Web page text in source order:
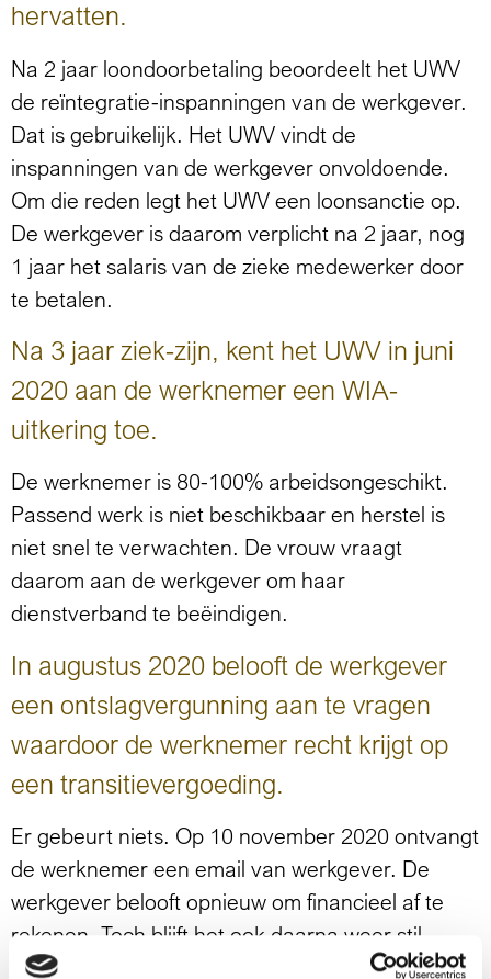
hervatten.
Na 2 jaar loondoorbetaling beoordeelt het UWV
de reïntegratie-inspanningen van de werkgever.
Dat is gebruikelijk. Het UWV vindt de
inspanningen van de werkgever onvoldoende.
Om die reden legt het UWV een loonsanctie op.
De werkgever is daarom verplicht na 2 jaar, nog
1 jaar het salaris van de zieke medewerker door
te betalen.
Na 3 jaar ziek-zijn, kent het UWV in juni
2020 aan de werknemer een WIA-
uitkering toe.
De werknemer is 80-100% arbeidsongeschikt.
Passend werk is niet beschikbaar en herstel is
niet snel te verwachten. De vrouw vraagt
daarom aan de werkgever om haar
dienstverband te beëindigen.
In augustus 2020 belooft de werkgever
een ontslagvergunning aan te vragen
waardoor de werknemer recht krijgt op
een transitievergoeding.
Er gebeurt niets. Op 10 november 2020 ontvangt
de werknemer een email van werkgever. De
werkgever belooft opnieuw om financieel af te
rekenen. Toch blijft het ook daarna weer stil.